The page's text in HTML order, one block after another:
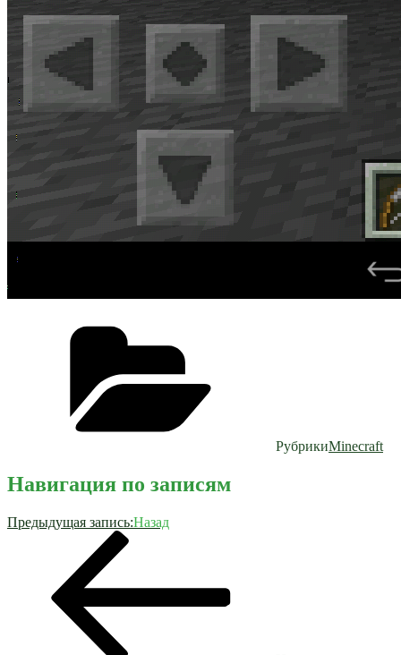
РубрикиMinecraft
Навигация по записям
Предыдущая запись:Назад